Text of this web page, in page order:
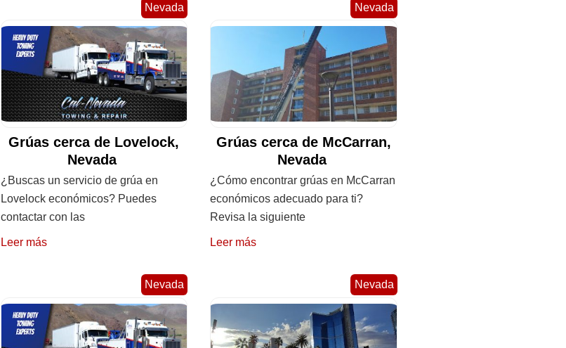
Nevada
Grúas cerca de Lovelock,
Nevada
¿Buscas un servicio de grúa en
Lovelock económicos? Puedes
contactar con las
Leer más
Nevada
Grúas cerca de McCarran,
Nevada
¿Cómo encontrar grúas en McCarran
económicos adecuado para ti?
Revisa la siguiente
Leer más
Nevada Nevada